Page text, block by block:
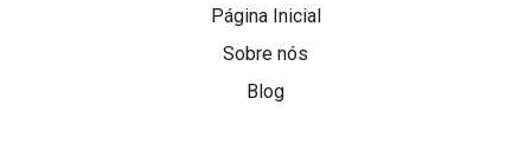
Página Inicial
Sobre nós
Blog